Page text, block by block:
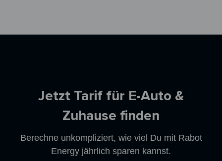
Jetzt Tarif für E-Auto &
Zuhause finden
Berechne unkompliziert, wie viel Du mit Rabot
Energy jährlich sparen kannst.